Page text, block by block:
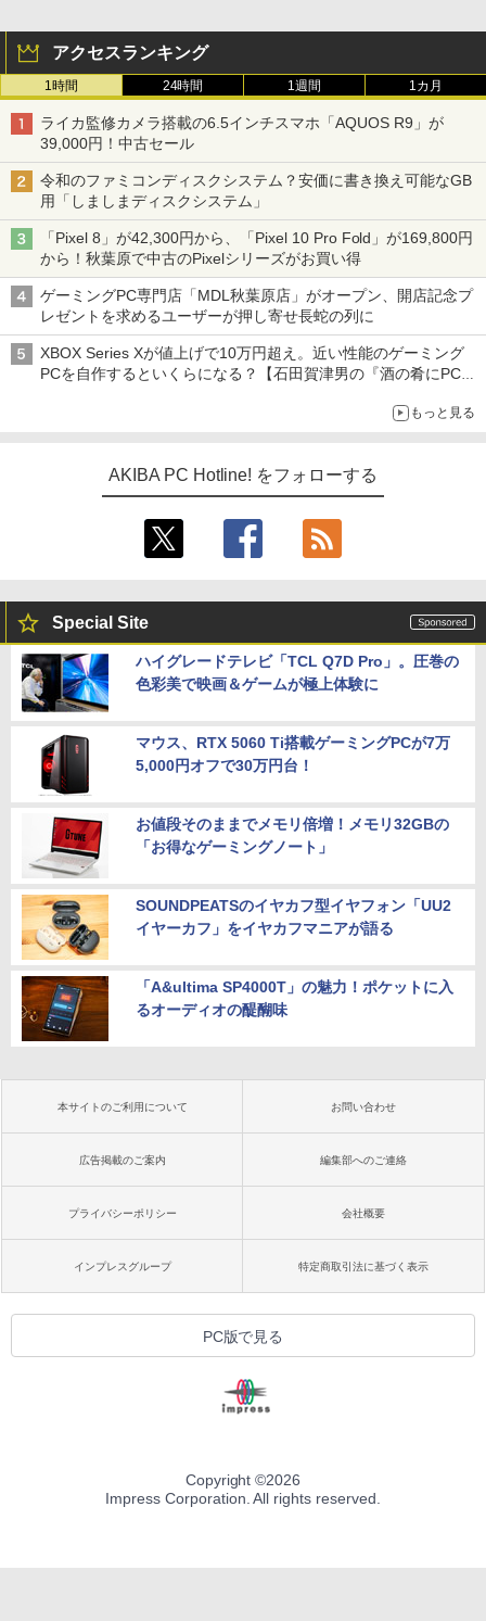
アクセスランキング
1時間 24時間 1週間 1カ月
ライカ監修カメラ搭載の6.5インチスマホ「AQUOS R9」が
39,000円！中古セール
令和のファミコンディスクシステム？安価に書き換え可能なGB
用「しましまディスクシステム」
「Pixel 8」が42,300円から、「Pixel 10 Pro Fold」が169,800円
から！秋葉原で中古のPixelシリーズがお買い得
ゲーミングPC専門店「MDL秋葉原店」がオープン、開店記念プ
レゼントを求めるユーザーが押し寄せ長蛇の列に
XBOX Series Xが値上げで10万円超え。近い性能のゲーミング
PCを自作するといくらになる？【石田賀津男の『酒の肴にPCゲ
もっと見る
AKIBA PC Hotline! をフォローする
Special Site
ハイグレードテレビ「TCL Q7D Pro」。圧巻の
色彩美で映画＆ゲームが極上体験に
マウス、RTX 5060 Ti搭載ゲーミングPCが7万
5,000円オフで30万円台！
お値段そのままでメモリ倍増！メモリ32GBの
「お得なゲーミングノート」
SOUNDPEATSのイヤカフ型イヤフォン「UU2
イヤーカフ」をイヤカフマニアが語る
「A&ultima SP4000T」の魅力！ポケットに入
るオーディオの醍醐味
本サイトのご利用について お問い合わせ
広告掲載のご案内 編集部へのご連絡
プライバシーポリシー 会社概要
インプレスグループ 特定商取引法に基づく表示
PC版で見る
Copyright ©2026
Impress Corporation. All rights reserved.